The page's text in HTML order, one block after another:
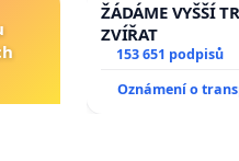
ŽÁDÁME VYŠŠÍ
ZVÍŘAT
153 651 podpisů
Oznámení o